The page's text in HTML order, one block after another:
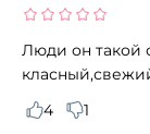
Люди он такой
4
1